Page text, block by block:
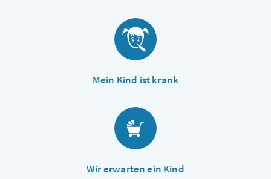
Mein Kind ist krank
Wir erwarten ein Kind